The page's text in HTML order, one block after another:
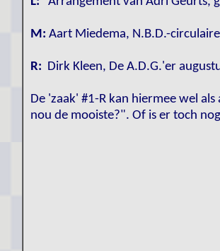
M: Aart Miedema, N.B.D.-
R: Dirk Kleen, De A.D.G.'er
De 'zaak' #1-R kan hiermee wel
nou de mooiste?". Of is er toch